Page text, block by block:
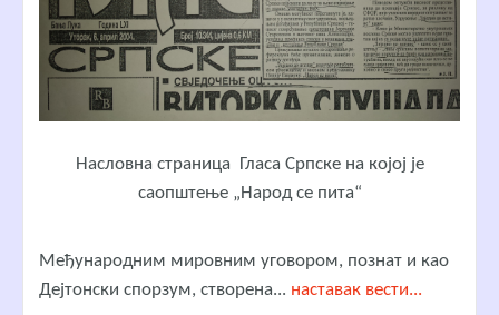
Насловна страница Гласа Српске на којој је
саопштење „Народ се пита“
Међународним мировним уговором, познат и као
Дејтонски спорзум, створена... наставак вести...